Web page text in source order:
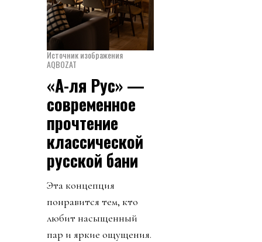
Источник изображения
AQBOZAT
«А-ля Рус» —
современное
прочтение
классической
русской бани
Эта концепция
понравится тем, кто
любит насыщенный
пар и яркие ощущения.